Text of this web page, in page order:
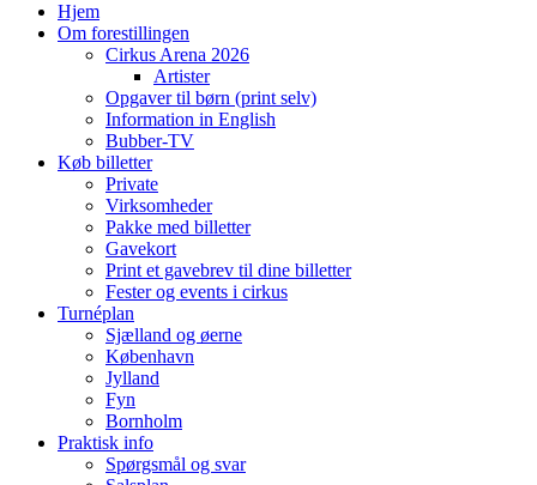
Hjem
Om forestillingen
Cirkus Arena 2026
Artister
Opgaver til børn (print selv)
Information in English
Bubber-TV
Køb billetter
Private
Virksomheder
Pakke med billetter
Gavekort
Print et gavebrev til dine billetter
Fester og events i cirkus
Turnéplan
Sjælland og øerne
København
Jylland
Fyn
Bornholm
Praktisk info
Spørgsmål og svar